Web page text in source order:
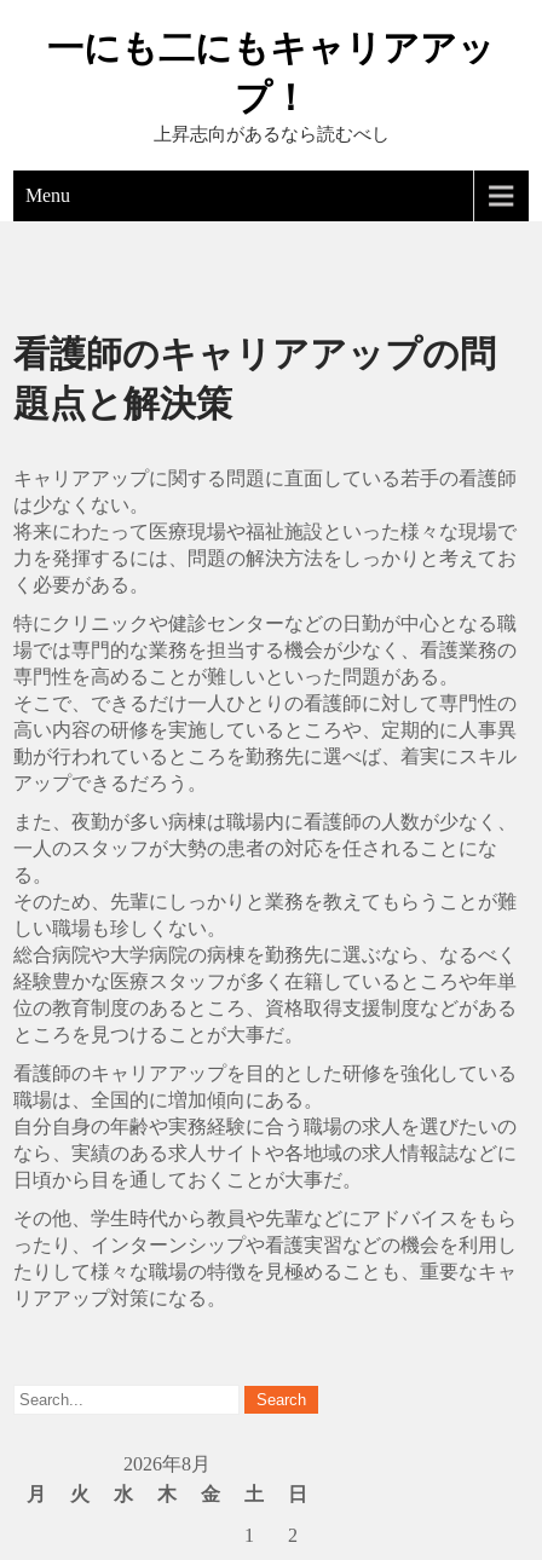
一にも二にもキャリアアッ
プ！
上昇志向があるなら読むべし
Menu
看護師のキャリアアップの問
題点と解決策
キャリアアップに関する問題に直面している若手の看護師
は少なくない。
将来にわたって医療現場や福祉施設といった様々な現場で
力を発揮するには、問題の解決方法をしっかりと考えてお
く必要がある。
特にクリニックや健診センターなどの日勤が中心となる職
場では専門的な業務を担当する機会が少なく、看護業務の
専門性を高めることが難しいといった問題がある。
そこで、できるだけ一人ひとりの看護師に対して専門性の
高い内容の研修を実施しているところや、定期的に人事異
動が行われているところを勤務先に選べば、着実にスキル
アップできるだろう。
また、夜勤が多い病棟は職場内に看護師の人数が少なく、
一人のスタッフが大勢の患者の対応を任されることにな
る。
そのため、先輩にしっかりと業務を教えてもらうことが難
しい職場も珍しくない。
総合病院や大学病院の病棟を勤務先に選ぶなら、なるべく
経験豊かな医療スタッフが多く在籍しているところや年単
位の教育制度のあるところ、資格取得支援制度などがある
ところを見つけることが大事だ。
看護師のキャリアアップを目的とした研修を強化している
職場は、全国的に増加傾向にある。
自分自身の年齢や実務経験に合う職場の求人を選びたいの
なら、実績のある求人サイトや各地域の求人情報誌などに
日頃から目を通しておくことが大事だ。
その他、学生時代から教員や先輩などにアドバイスをもら
ったり、インターンシップや看護実習などの機会を利用し
たりして様々な職場の特徴を見極めることも、重要なキャ
リアアップ対策になる。
2026年8月
月
火 水 木 金 土
日
1
2